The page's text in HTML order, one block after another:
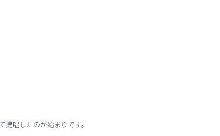
唱したのが始まりです。